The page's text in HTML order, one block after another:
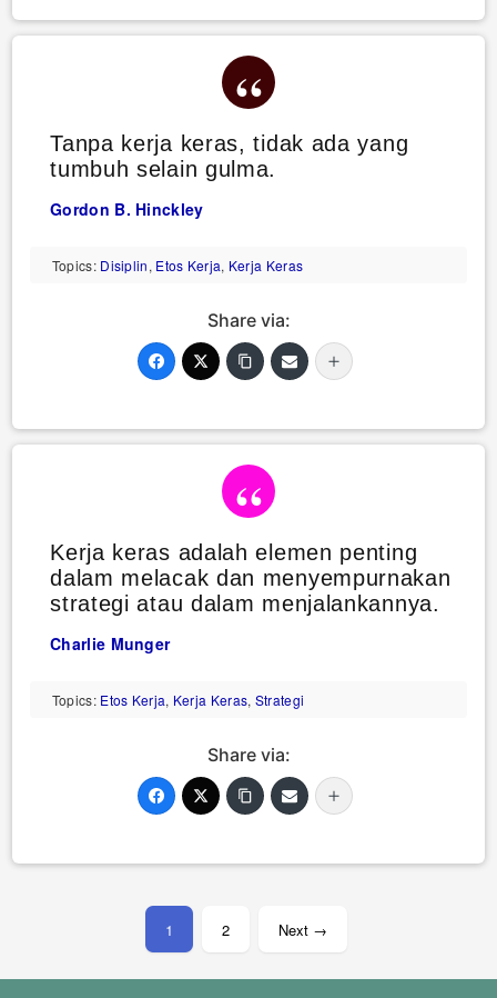
Tanpa kerja keras, tidak ada yang
tumbuh selain gulma.
Gordon B. Hinckley
Topics: Disiplin, Etos Kerja, Kerja Keras
Share via:
Kerja keras adalah elemen penting
dalam melacak dan menyempurnakan
strategi atau dalam menjalankannya.
Charlie Munger
Topics: Etos Kerja, Kerja Keras, Strategi
Share via:
1 2 Next →